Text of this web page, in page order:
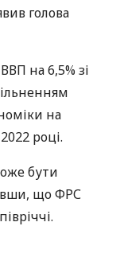
голова
ВВП на 6,5% зі
на
році.
бути
щоФРС